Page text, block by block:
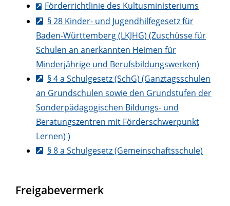
Förderrichtlinie des Kultusministeriums
§ 28 Kinder- und Jugendhilfegesetz für
Baden-Württemberg (LKJHG) (Zuschüsse für
Schulen an anerkannten Heimen für
Minderjährige und Berufsbildungswerken)
§ 4 a Schulgesetz (SchG) (Ganztagsschulen
an Grundschulen sowie den Grundstufen der
Sonderpädagogischen Bildungs- und
Beratungszentren mit Förderschwerpunkt
Lernen) )
§ 8 a Schulgesetz (Gemeinschaftsschule)
Freigabevermerk